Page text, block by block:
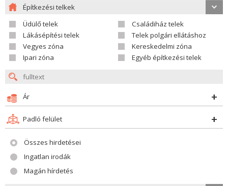
Építkezési telkek
Üdülő telek
Családiház telek
Lákásépítési telek
Telek polgári ellátáshoz
Vegyes zóna
Kereskedelmi zóna
Ipari zóna
Egyéb építkezési telek
Ár
Padló felület
Összes hirdetései
Ingatlan irodák
Magán hírdetés